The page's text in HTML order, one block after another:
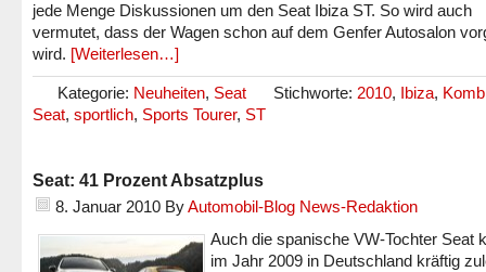
jede Menge Diskussionen um den Seat Ibiza ST. So wird auch
vermutet, dass der Wagen schon auf dem Genfer Autosalon
wird. [Weiterlesen…]
Kategorie: Neuheiten, Seat Stichworte: 2010, Ibiza,
Seat, sportlich, Sports Tourer, ST
Seat: 41 Prozent Absatzplus
8. Januar 2010 ByAutomobil-Blog News-Redaktion
Auch die spanische VW-Tochter Seat
im Jahr 2009 in Deutschland kräftig